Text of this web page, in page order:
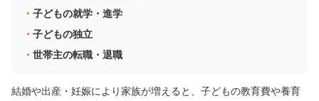
子どもの就学・進学
子どもの独立
世帯主の転職・退職
結婚や出産・妊娠により家族が増えると、子どもの教育費や養育